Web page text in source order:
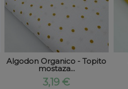
Algodon Organico - Topito
mostaza...
3,19 €